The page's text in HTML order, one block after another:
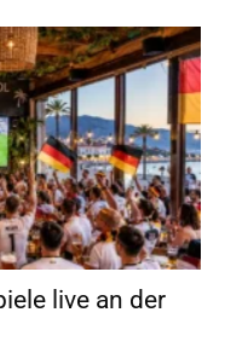
live an der